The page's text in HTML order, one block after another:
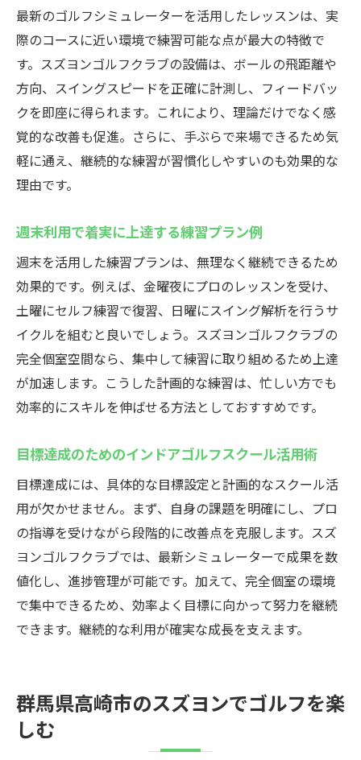
最新のゴルフシミュレーターを活用したレッスンは、実
際のコースに近い環境で練習可能な点が最大の特徴で
す。スズヨンゴルフクラブの設備は、ボールの飛距離や
方向、スイングスピードを正確に計測し、フィードバッ
クを即座に得られます。これにより、理論だけでなく感
覚的な改善も促進。さらに、手ぶらで来場できるため気
軽に通え、継続的な練習が習慣化しやすいのも効果的な
理由です。
週末利用で着実に上達する練習プラン例
週末を活用した練習プランは、無理なく継続できるため
効果的です。例えば、金曜夜にプロのレッスンを受け、
土曜にセルフ練習で復習、日曜にスイング解析を行うサ
イクルを組むと良いでしょう。スズヨンゴルフクラブの
完全個室空間なら、集中して練習に取り組めるため上達
が加速します。こうした計画的な練習は、忙しい方でも
効率的にスキルを伸ばせる方法としておすすめです。
目標達成のためのインドアゴルフスクール活用術
目標達成には、具体的な目標設定と計画的なスクール活
用が欠かせません。まず、自身の課題を明確にし、プロ
の指導を受けながら段階的に改善点を克服します。スズ
ヨンゴルフクラブでは、最新シミュレーターで成果を数
値化し、進捗管理が可能です。加えて、完全個室の環境
で集中できるため、効率よく目標に向かって努力を継続
できます。継続的な利用が確実な成長を支えます。
群馬県高崎市のスズヨンでゴルフを楽
しむ